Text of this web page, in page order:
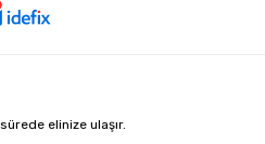
elinize ulaşır.